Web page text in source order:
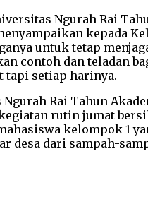
Ngurah Rai
kepada
untuk tetap
contoh dan teladan
tapi setiap harinya.
Rai Tahun
rutin jumat
kelompok
dari sampah-